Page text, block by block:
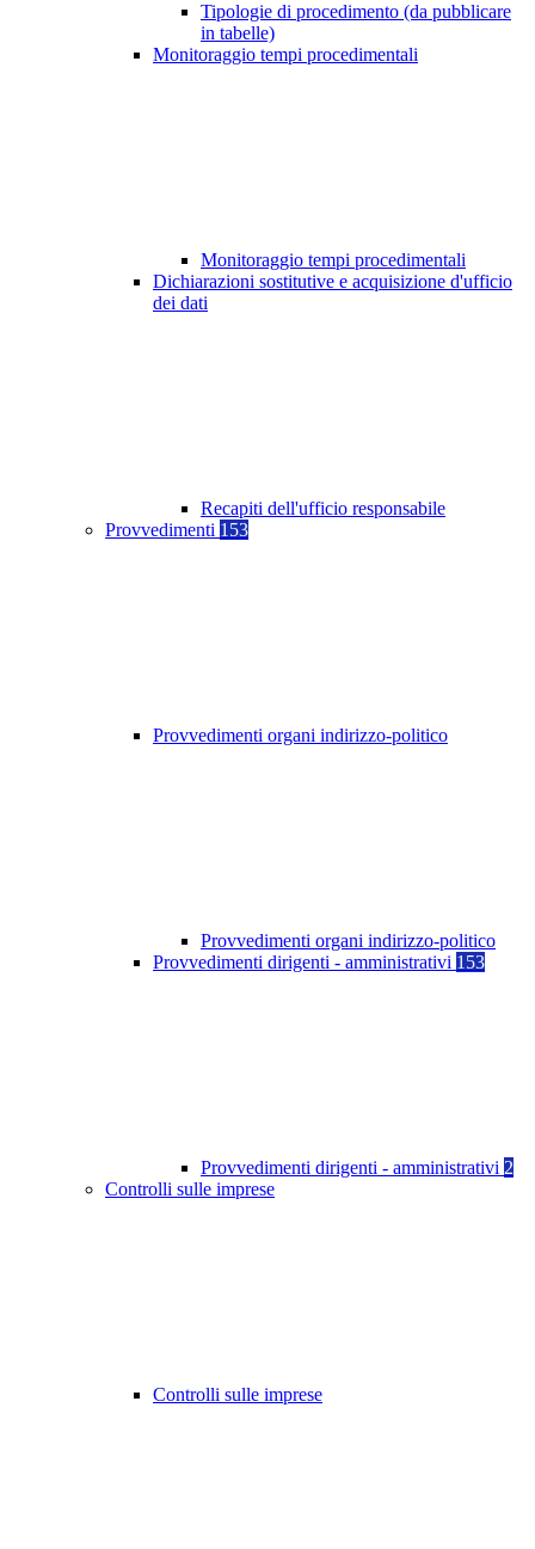
Tipologie di procedimento (da pubblicare
in tabelle)
Monitoraggio tempi procedimentali
Monitoraggio tempi procedimentali
Dichiarazioni sostitutive e acquisizione d'ufficio
dei dati
Recapiti dell'ufficio responsabile
Provvedimenti 153
Provvedimenti organi indirizzo-politico
Provvedimenti organi indirizzo-politico
Provvedimenti dirigenti - amministrativi 153
Provvedimenti dirigenti - amministrativi 2
Controlli sulle imprese
Controlli sulle imprese